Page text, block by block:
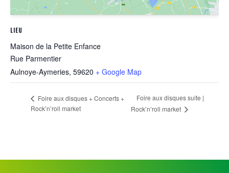
LIEU
Maison de la Petite Enfance
Rue Parmentier
Aulnoye-Aymeries, 59620 + Google Map
Foire aux disques + Concerts +
Rock’n’roll market
Foire aux disques suite |
Rock’n’roll market